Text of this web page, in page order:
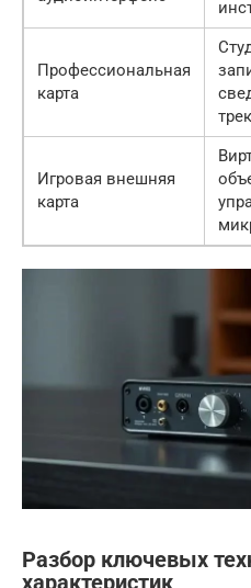
Профессиональная
карта
Игровая внешняя
карта
Разбор ключевых
характеристик